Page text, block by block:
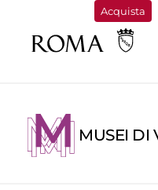
Acquista
MUSEI DI